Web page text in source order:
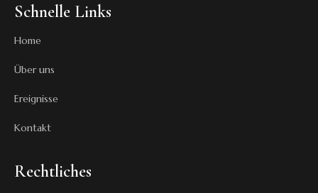
Schnelle Links
Home
Über uns
Ereignisse
Kontakt
Rechtliches